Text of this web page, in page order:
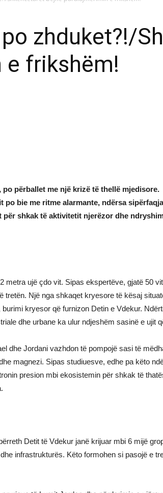
po zhduket?!/
e frikshëm!
përballet me një krizë të thellë mjedisore.
bie me ritme alarmante, ndërsa
shkak të aktivitetit njerëzor dhe
metra ujë çdo vit. Sipas ekspertëve, gjatë 50
tretën. Një nga shkaqet kryesore të kësaj
kryesor që furnizon Detin e Vdekur.
dhe urbane ka ulur ndjeshëm sasinë e ujit
dhe Jordani vazhdon të pompojë sasi të
magnezi. Sipas studiuesve, edhe pa këto
presion mbi ekosistemin për shkak të
Detit të Vdekur janë krijuar mbi 6 mijë
infrastrukturës. Këto formohen si pasojë e